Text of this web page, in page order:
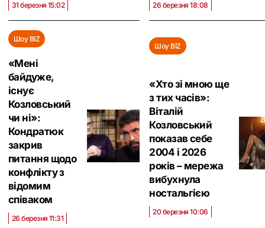
31 березня 15:02 26 березня 18:08
Шоу BIZ
«Мені
байдуже,
існує
Козловський
чи ні»:
Кондратюк
закрив
питання щодо
конфлікту з
відомим
співаком
26 березня 11:31
Шоу BIZ
«Хто зі мною ще
з тих часів»:
Віталій
Козловський
показав себе
2004 і 2026
років – мережа
вибухнула
ностальгією
20 березня 10:06